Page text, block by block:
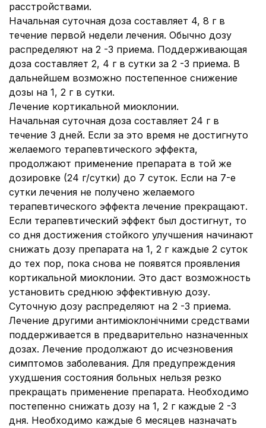
расстройствами.
Начальная суточная доза составляет 4, 8 г в
течение первой недели лечения. Обычно дозу
распределяют на 2 -3 приема. Поддерживающая
доза составляет 2, 4 г в сутки за 2 -3 приема. В
дальнейшем возможно постепенное снижение
дозы на 1, 2 г в сутки.
Лечение кортикальной миоклонии.
Начальная суточная доза составляет 24 г в
течение 3 дней. Если за это время не достигнуто
желаемого терапевтического эффекта,
продолжают применение препарата в той же
дозировке (24 г/сутки) до 7 суток. Если на 7-е
сутки лечения не получено желаемого
терапевтического эффекта лечение прекращают.
Если терапевтический эффект был достигнут, то
со дня достижения стойкого улучшения начинают
снижать дозу препарата на 1, 2 г каждые 2 суток
до тех пор, пока снова не появятся проявления
кортикальной миоклонии. Это даст возможность
установить среднюю эффективную дозу.
Суточную дозу распределяют на 2 -3 приема.
Лечение другими антиміоклонічними средствами
поддерживается в предварительно назначенных
дозах. Лечение продолжают до исчезновения
симптомов заболевания. Для предупреждения
ухудшения состояния больных нельзя резко
прекращать применение препарата. Необходимо
постепенно снижать дозу на 1, 2 г каждые 2 -3
дня. Необходимо каждые 6 месяцев назначать